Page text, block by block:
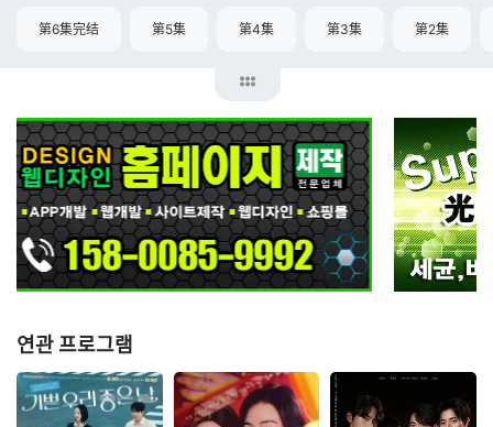
第6集完结 第5集 第4集 第3集 第2集
연관 프로그램